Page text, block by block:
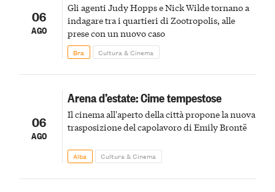
06
AGO
Gli agenti Judy Hopps e Nick Wilde tornano a
indagare tra i quartieri di Zootropolis, alle
prese con un nuovo caso
Bra Cultura & Cinema
06
AGO
Arena d’estate: Cime tempestose
Il cinema all'aperto della città propone la nuova
trasposizione del capolavoro di Emily Brontë
Alba Cultura & Cinema